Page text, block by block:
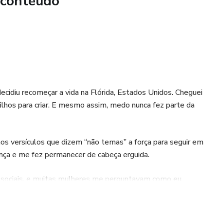
prontas de autoajuda, mas uma voz firme dizendo: “Ei,
recomeçar a vida na Flórida, Estados Unidos. Cheguei
para criar. E mesmo assim, medo nunca fez parte da
versículos que dizem “não temas” a força para seguir em
e me fez permanecer de cabeça erguida.
e muitas mulheres me perguntavam como eu
está aqui: o que está neste livro é o reflexo do que eu